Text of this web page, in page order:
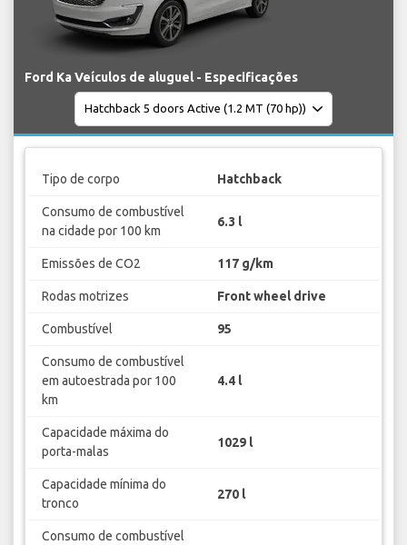
Ford Ka Veículos de aluguel - Especificações
Tipo de corpo Hatchback
Consumo de combustível
na cidade por 100 km
6.3 l
Emissões de CO2 117 g/km
Rodas motrizes Front wheel drive
Combustível 95
Consumo de combustível
em autoestrada por 100
km
4.4 l
Capacidade máxima do
porta-malas
1029 l
Capacidade mínima do
tronco
270 l
Consumo de combustível